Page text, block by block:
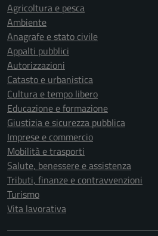
Agricoltura e pesca
Ambiente
Anagrafe e stato civile
Appalti pubblici
Autorizzazioni
Catasto e urbanistica
Cultura e tempo libero
Educazione e formazione
Giustizia e sicurezza pubblica
Imprese e commercio
Mobilità e trasporti
Salute, benessere e assistenza
Tributi, finanze e contravvenzioni
Turismo
Vita lavorativa